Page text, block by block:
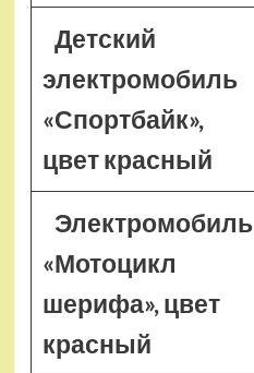
Детский
электромобиль
«Спортбайк»,
цвет красный
Электромобиль
«Мотоцикл
шерифа», цвет
красный